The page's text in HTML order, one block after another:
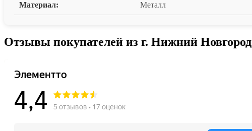
Материал: Металл
Отзывы покупателей из г. Нижний Новгород